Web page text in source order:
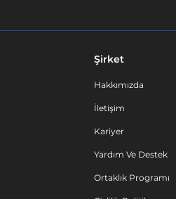
Şirket
Hakkımızda
İletişim
Kariyer
Yardım Ve Destek
Ortaklık Programı